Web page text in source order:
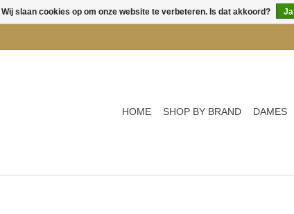
HOME SHOP BY BRAND DAMES
Wij slaan cookies op om onze website te verbeteren. Is dat akkoord? Ja